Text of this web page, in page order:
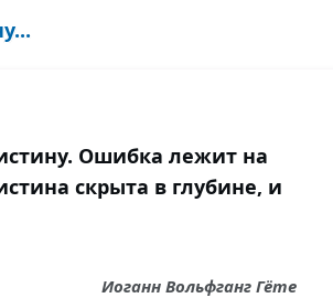
Ошибка лежит на
скрыта в глубине, и
Иоганн Вольфганг Гёте